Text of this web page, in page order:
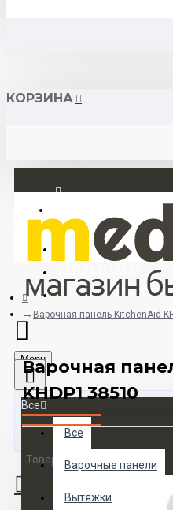
КОРЗИНА
Регистрация
+375 33 673 17 31 (МТС)
Menu
Все
Все
Варочные панели
Вытяжки
Товаров 0 (0 руб.)
Варочная панель KitchenAid
Варочная
KHDP1 38510